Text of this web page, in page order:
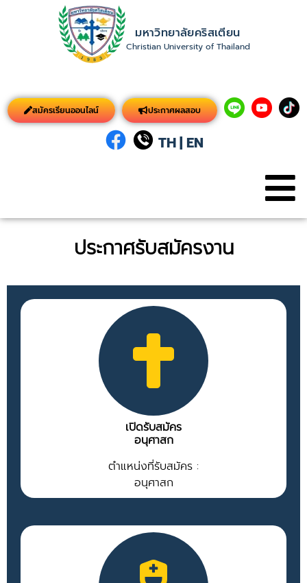
มหาวิทยาลัยคริสเตียน
Christian University of Thailand
สมัครเรียนออนไลน์ ประกาศผลสอบ
TH| EN
ประกาศรับสมัครงาน
เปิดรับสมัคร
อนุศาสก
ตำแหน่งที่รับสมัคร :
อนุศาสก